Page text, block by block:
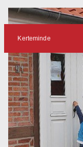
Kerteminde